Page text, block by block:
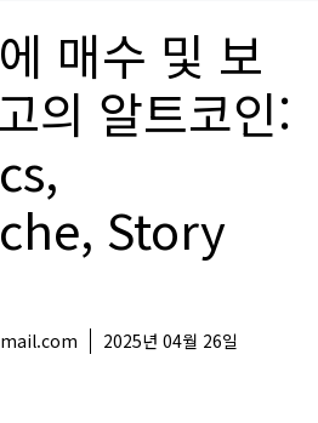
매수 및 보
의 알트코인:
Story
2025년 04월 26일